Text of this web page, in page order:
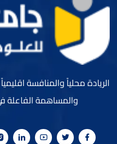
الريادة محلياً والمنافسة
والمساهمة الفاعلة